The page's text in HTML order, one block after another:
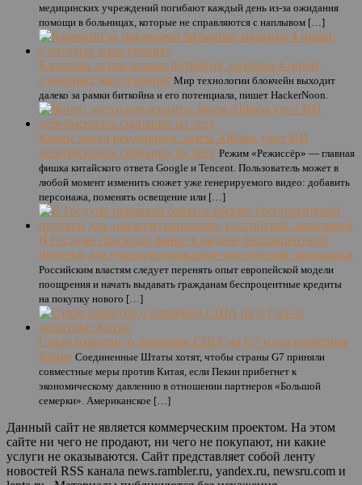
медицинских учреждений погибают каждый день из-за ожидания
помощи в больницах, которые не справляются с наплывом […]
Блокчейн за пределами биткойна: названы 4 ниши,
о которых мало говорят Мир технологии блокчейн выходит
далеко за рамки биткойна и его потенциала, пишет HackerNoon.
Конец эпохи рендеринга: зачем Alibaba учит ИИ
переписывать сценарии на лету Режим «Режиссёр» — главная
фишка китайского ответа Google и Tencent. Пользователь может в
любой момент изменить сюжет уже генерируемого видео: добавить
персонажа, поменять освещение или […]
В Госдуме призвали банки к выдаче беспроцентной
ипотеки для «раскочегаривания» российской экономики
Российским властям следует перенять опыт европейской модели
поощрения и начать выдавать гражданам беспроцентные кредиты
на покупку нового […]
Стало известно о давлении США на G7 из-за политики
Китая Соединенные Штаты хотят, чтобы страны G7 приняли
совместные меры против Китая, если Пекин прибегнет к
экономическому давлению в отношении партнеров «Большой
семерки». Американское […]
Данный сайт не является коммерческим проектом. На этом
сайте ни чего не продают, ни чего не покупают, ни какие
услуги не оказываются. Сайт представляет собой ленту
новостей RSS канала news.rambler.ru, yandex.ru, newsru.com и